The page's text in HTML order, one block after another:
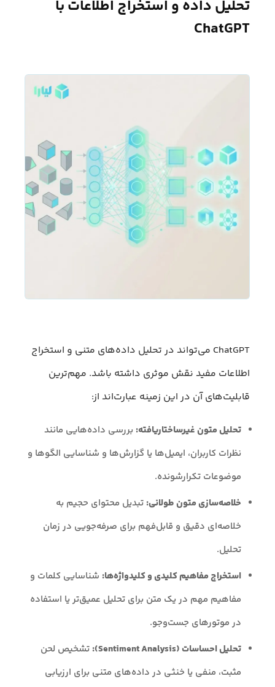
تحلیل داده و استخراج اطلاعات با
ChatGPT
ChatGPT می‌تواند در تحلیل داده‌های متنی و استخراج
اطلاعات مفید نقش موثری داشته باشد. مهم‌ترین
قابلیت‌های آن در این زمینه عبارت‌اند از:
تحلیل متون غیرساختاریافته: بررسی داده‌هایی مانند
نظرات کاربران، ایمیل‌ها یا گزارش‌ها و شناسایی الگوها و
موضوعات تکرارشونده.
خلاصه‌سازی متون طولانی: تبدیل محتوای حجیم به
خلاصه‌ای دقیق و قابل‌فهم برای صرفه‌جویی در زمان
تحلیل.
استخراج مفاهیم کلیدی و کلیدواژه‌ها: شناسایی کلمات و
مفاهیم مهم در یک متن برای تحلیل عمیق‌تر یا استفاده
در موتورهای جست‌وجو.
تحلیل احساسات (Sentiment Analysis):
تشخیص لحن
مثبت، منفی یا خنثی در داده‌های متنی برای ارزیابی